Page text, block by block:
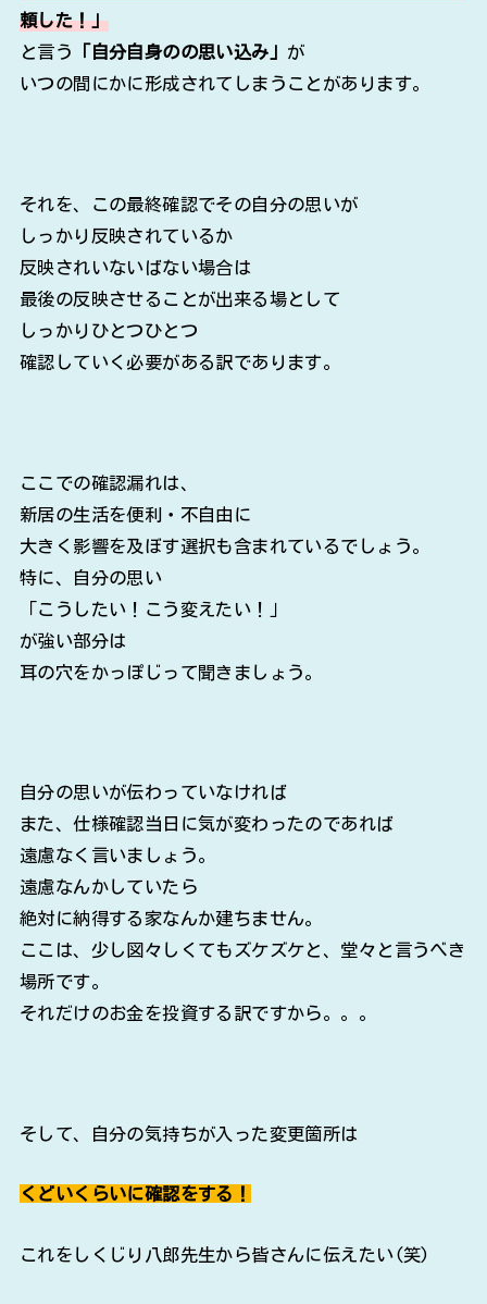
頼した！」
と言う
「自分自身のの思い込み」 が
いつの間にかに形成されてしまうことがあります。
それを、この最終確認でその自分の思いが
しっかり反映されているか
反映されいないばない場合は
最後の反映させることが出来る場として
しっかりひとつひとつ
確認していく必要がある訳であります。
ここでの確認漏れは、
新居の生活を便利・不自由に
大きく影響を及ぼす選択も含まれているでしょう。
特に、自分の思い
「こうしたい！こう変えたい！」
が強い部分は
耳の穴をかっぽじって聞きましょう。
自分の思いが伝わっていなければ
また、仕様確認当日に気が変わったのであれば
遠慮なく言いましょう。
遠慮なんかしていたら
絶対に納得する家なんか建ちません。
ここは、少し図々しくてもズケズケと、堂々と言うべき
場所です。
それだけのお金を投資する訳ですから。。。
そして、自分の気持ちが入った変更箇所は
くどいくらいに確認をする！
これをしくじり八郎先生から皆さんに伝えたい(笑)